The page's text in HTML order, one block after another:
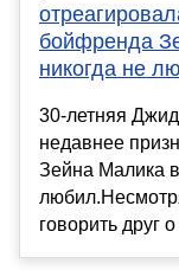
бойфренда
никогда не
30-летняя
недавнее
Зейна Малика
говорить друг